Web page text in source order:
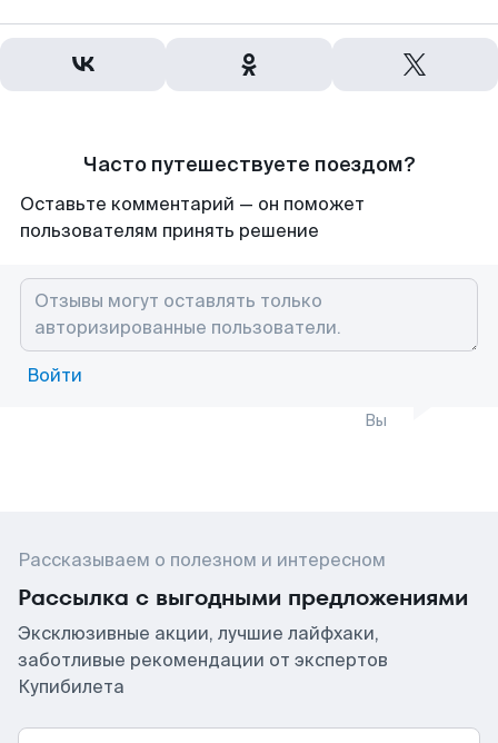
Часто путешествуете поездом?
Оставьте комментарий — он поможет
пользователям принять решение
Войти
Вы
Рассказываем о полезном и интересном
Рассылка с выгодными предложениями
Эксклюзивные акции, лучшие лайфхаки,
заботливые рекомендации от экспертов
Купибилета